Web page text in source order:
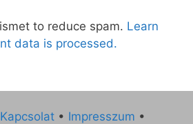
to reduce spam. Learn
data is processed.
Kapcsolat • Impresszum •